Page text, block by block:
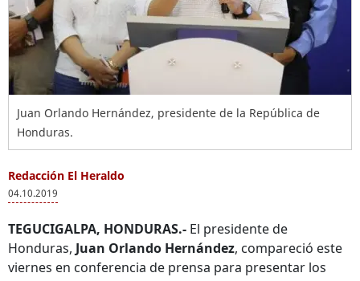
Juan Orlando Hernández, presidente de la República de
Honduras.
Redacción El Heraldo
04.10.2019
TEGUCIGALPA, HONDURAS.- El presidente de
Honduras, Juan Orlando Hernández, compareció este
viernes en conferencia de prensa para presentar los